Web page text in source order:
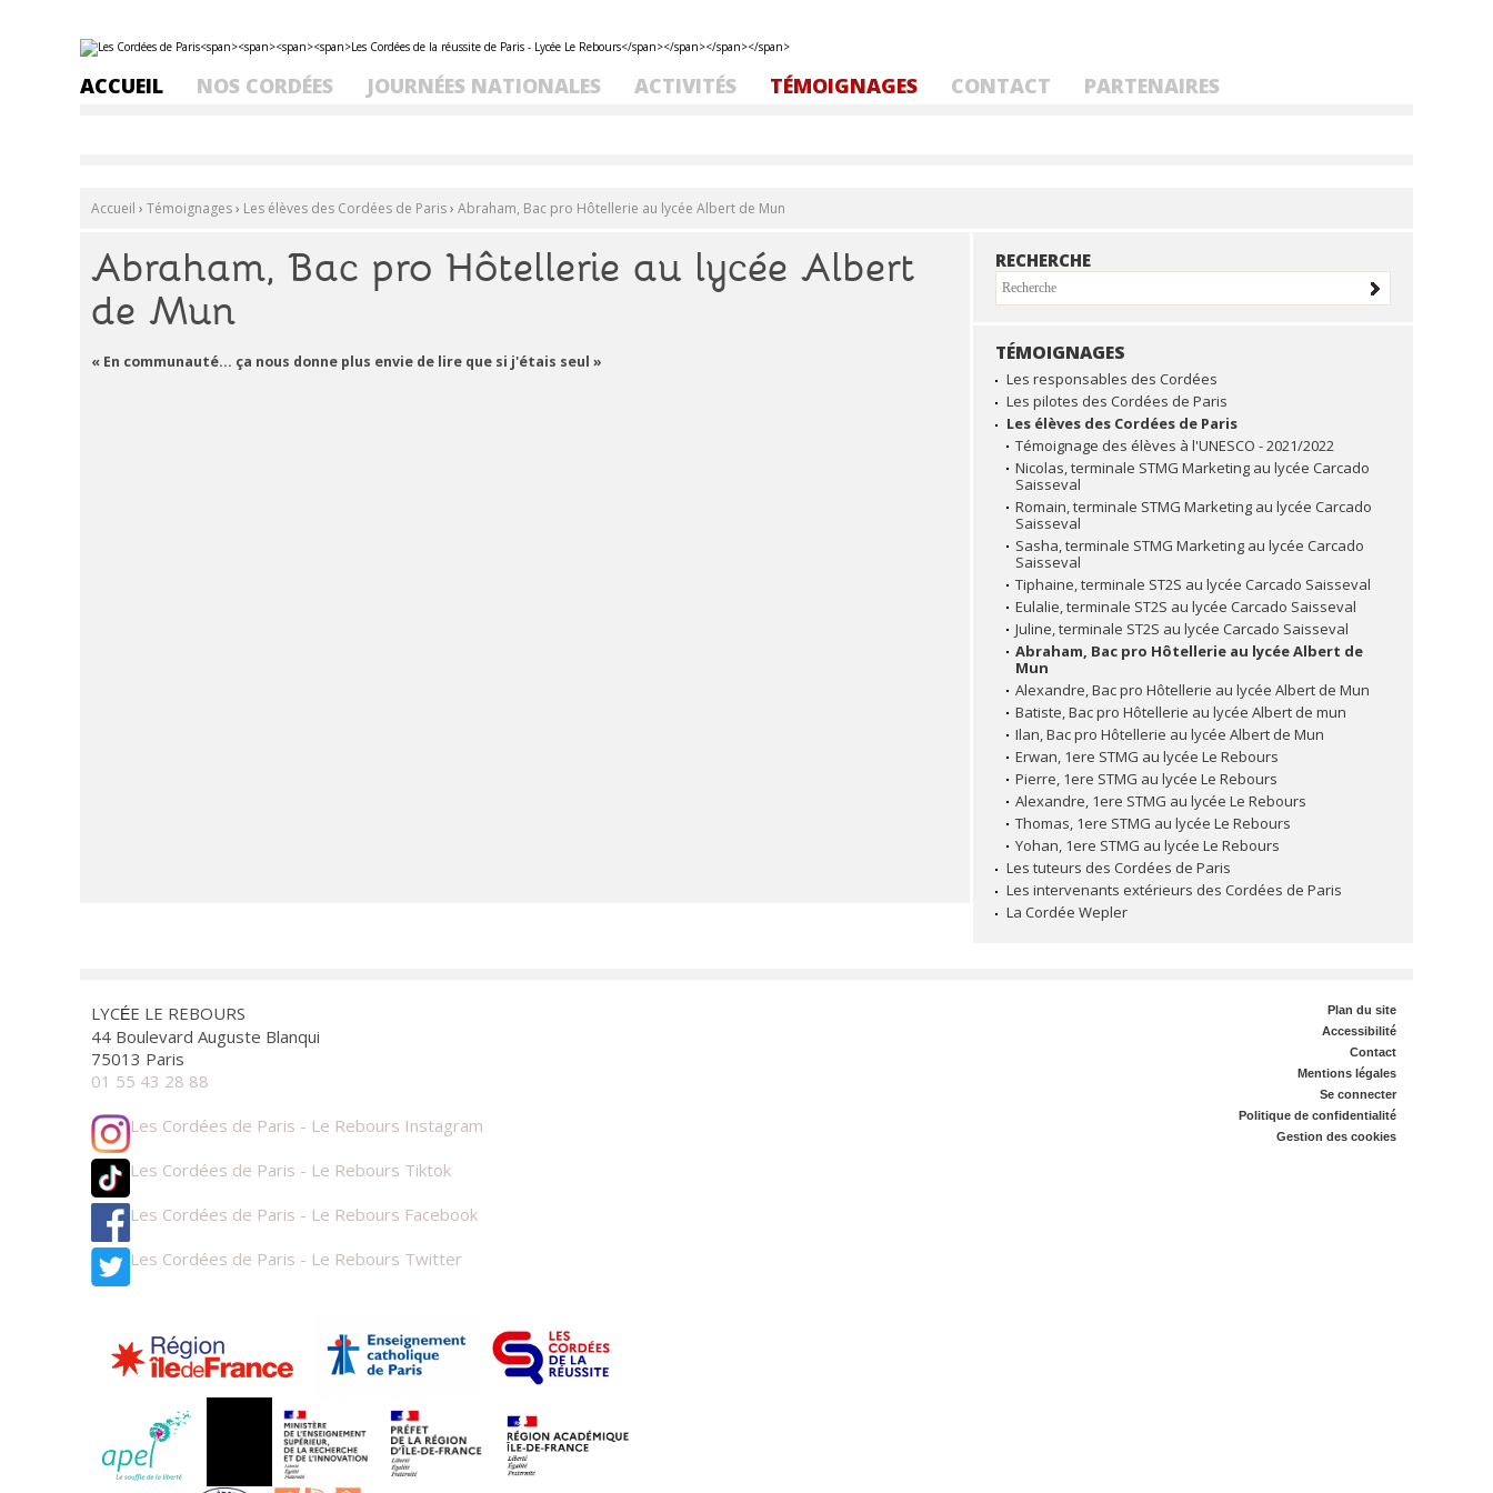
Aller
au
contenu.
|
Outils
personnels
ACCUEIL NOS CORDÉES JOURNÉES NATIONALES ACTIVITÉS TÉMOIGNAGES CONTACT PARTENAIRES
Accueil › Témoignages› Les élèves des Cordées de Paris› Abraham, Bac pro Hôtellerie au lycée Albert de Mun
RECHERCHE
NAVIGATION
TÉMOIGNAGES
Les responsables des Cordées
Les pilotes des Cordées de Paris
Les élèves des Cordées de Paris
Témoignage des élèves à l'UNESCO - 2021/2022
Nicolas, terminale STMG Marketing au lycée Carcado
Saisseval
Romain, terminale STMG Marketing au lycée Carcado
Saisseval
Sasha, terminale STMG Marketing au lycée Carcado
Saisseval
Tiphaine, terminale ST2S au lycée Carcado Saisseval
Eulalie, terminale ST2S au lycée Carcado Saisseval
Juline, terminale ST2S au lycée Carcado Saisseval
Abraham, Bac pro Hôtellerie au lycée Albert de
Mun
Alexandre, Bac pro Hôtellerie au lycée Albert de Mun
Batiste, Bac pro Hôtellerie au lycée Albert de mun
Ilan, Bac pro Hôtellerie au lycée Albert de Mun
Erwan, 1ere STMG au lycée Le Rebours
Pierre, 1ere STMG au lycée Le Rebours
Alexandre, 1ere STMG au lycée Le Rebours
Thomas, 1ere STMG au lycée Le Rebours
Yohan, 1ere STMG au lycée Le Rebours
Les tuteurs des Cordées de Paris
Les intervenants extérieurs des Cordées de Paris
La Cordée Wepler
Abraham, Bac pro Hôtellerie au lycée Albert
de Mun
« En communauté... ça nous donne plus envie de lire que si j'étais seul »
Plan du site
Accessibilité
Contact
Mentions légales
Se connecter
Politique de confidentialité
Gestion des cookies
LYCÉE LE REBOURS
44 Boulevard Auguste Blanqui
75013 Paris
01 55 43 28 88
Les Cordées de Paris - Le Rebours Instagram
Les Cordées de Paris - Le Rebours Tiktok
Les Cordées de Paris - Le Rebours Facebook
Les Cordées de Paris - Le Rebours Twitter